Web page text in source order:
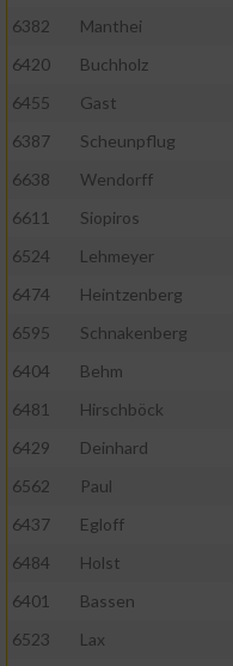
6382
Manthei
6420
Buchholz
6455
Gast
6387
Scheunpflug
6638
Wendorff
6611
Siopiros
6524
Lehmeyer
6474
Heintzenberg
6595
Schnakenberg
6404
Behm
6481
Hirschböck
6429
Deinhard
6562
Paul
6437
Egloff
6484
Holst
6401
Bassen
6523
Lax